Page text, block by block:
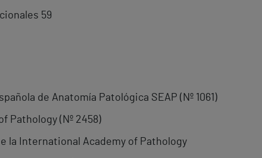
59
de Anatomía Patológica SEAP (Nº 1061)
Pathology (Nº 2458)
la International Academy of Pathology